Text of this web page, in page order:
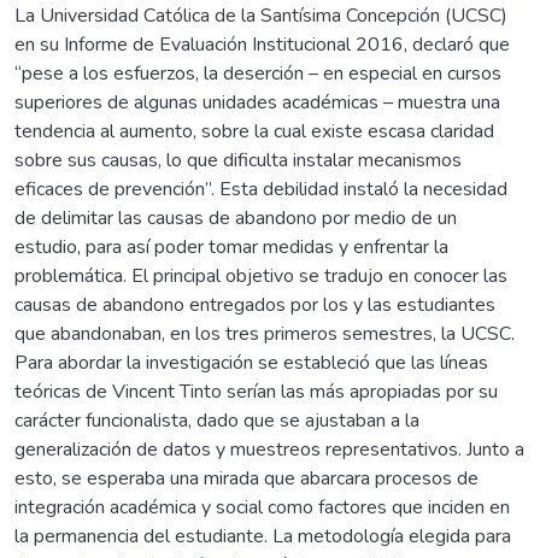
La Universidad Católica de la Santísima Concepción (UCSC)
en su Informe de Evaluación Institucional 2016, declaró que
“pese a los esfuerzos, la deserción – en especial en cursos
superiores de algunas unidades académicas – muestra una
tendencia al aumento, sobre la cual existe escasa claridad
sobre sus causas, lo que dificulta instalar mecanismos
eficaces de prevención”. Esta debilidad instaló la necesidad
de delimitar las causas de abandono por medio de un
estudio, para así poder tomar medidas y enfrentar la
problemática. El principal objetivo se tradujo en conocer las
causas de abandono entregados por los y las estudiantes
que abandonaban, en los tres primeros semestres, la UCSC.
Para abordar la investigación se estableció que las líneas
teóricas de Vincent Tinto serían las más apropiadas por su
carácter funcionalista, dado que se ajustaban a la
generalización de datos y muestreos representativos. Junto a
esto, se esperaba una mirada que abarcara procesos de
integración académica y social como factores que inciden en
la permanencia del estudiante. La metodología elegida para